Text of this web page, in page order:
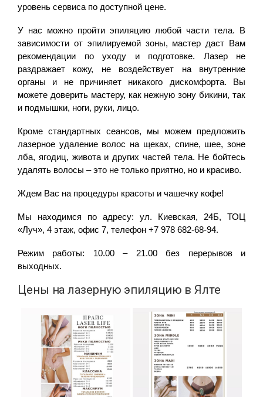
уровень сервиса по доступной цене.
У нас можно пройти эпиляцию любой части тела. В
зависимости от эпилируемой зоны, мастер даст Вам
рекомендации по уходу и подготовке. Лазер не
раздражает кожу, не воздействует на внутренние
органы и не причиняет никакого дискомфорта. Вы
можете доверить мастеру, как нежную зону бикини, так
и подмышки, ноги, руки, лицо.
Кроме стандартных сеансов, мы можем предложить
лазерное удаление волос на щеках, спине, шее, зоне
лба, ягодиц, живота и других частей тела. Не бойтесь
удалять волосы – это не только приятно, но и красиво.
Ждем Вас на процедуры красоты и чашечку кофе!
Мы находимся по адресу: ул. Киевская, 24Б, ТОЦ
«Луч», 4 этаж, офис 7, телефон +7 978 682-68-94.
Режим работы: 10.00 – 21.00 без перерывов и
выходных.
Цены на лазерную эпиляцию в Ялте